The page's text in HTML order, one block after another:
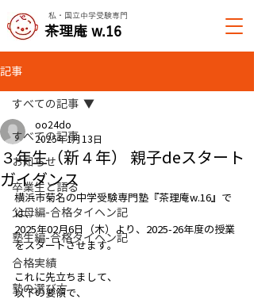
私・国立中学受験専門
​茶理庵 w.16
記事
すべての記事
お知らせ
卒業生と語る
父母編-合格タイヘン記
塾生編-合格タイヘン記
合格実績
塾の選び方
すべての記事
３年生（新４年） 親子deスタート
ガイダンス
oo24do
2025年1月13日
横浜市菊名の中学受験専門塾『茶理庵w.16』で
は、
2025年02月6日（木）より、2025-26年度の授業
をスタートさせます。
これに先立ちまして、
以下の要領で、